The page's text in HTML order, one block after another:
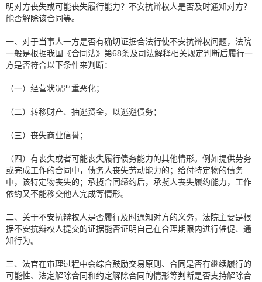
明对方丧失或可能丧失履行能力？不安抗辩权人是否及时通知对方？
能否解除该合同等。
一、对于当事人一方是否有确切证据合法行使不安抗辩权问题，法院
一般是根据我国《合同法》第68条及司法解释相关规定判断后履行一
方是否符合以下条件来判断：
（一）经营状况严重恶化；
（二）转移财产、抽逃资金，以逃避债务；
（三）丧失商业信誉；
（四）有丧失或者可能丧失履行债务能力的其他情形。例如提供劳务
或完成工作的合同中，债务人丧失劳动能力的；给付特定物的债务
中，该特定物丧失的；承揽合同缔约后，承揽人丧失履约能力，工作
依约又不能移交他人完成等情形。
二、关于不安抗辩权人是否履行及时通知对方的义务，法院主要是根
据不安抗辩权人提交的证据能否证明自己在合理期限内进行催促、通
知行为。
三、法官在审理过程中会综合鼓励交易原则、合同是否有继续履行的
可能性、法定解除合同和约定解除合同的情形等判断是否支持解除合